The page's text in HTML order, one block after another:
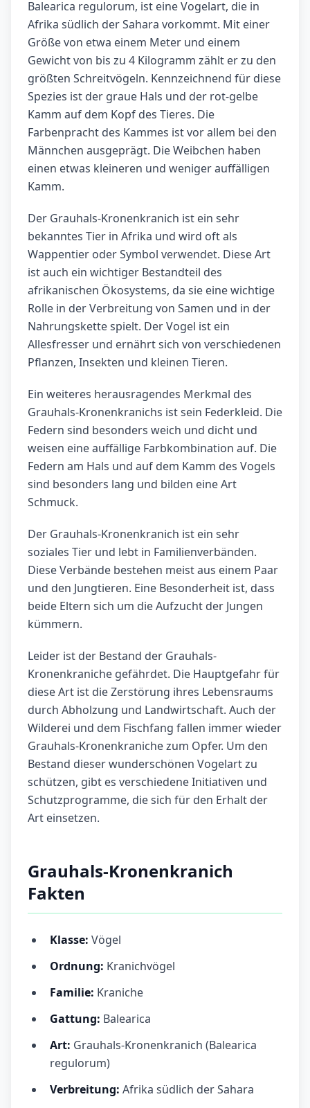
Balearica regulorum, ist eine Vogelart, die in
Afrika südlich der Sahara vorkommt. Mit einer
Größe von etwa einem Meter und einem
Gewicht von bis zu 4 Kilogramm zählt er zu den
größten Schreitvögeln. Kennzeichnend für diese
Spezies ist der graue Hals und der rot-gelbe
Kamm auf dem Kopf des Tieres. Die
Farbenpracht des Kammes ist vor allem bei den
Männchen ausgeprägt. Die Weibchen haben
einen etwas kleineren und weniger auffälligen
Kamm.
Der Grauhals-Kronenkranich ist ein sehr
bekanntes Tier in Afrika und wird oft als
Wappentier oder Symbol verwendet. Diese Art
ist auch ein wichtiger Bestandteil des
afrikanischen Ökosystems, da sie eine wichtige
Rolle in der Verbreitung von Samen und in der
Nahrungskette spielt. Der Vogel ist ein
Allesfresser und ernährt sich von verschiedenen
Pflanzen, Insekten und kleinen Tieren.
Ein weiteres herausragendes Merkmal des
Grauhals-Kronenkranichs ist sein Federkleid. Die
Federn sind besonders weich und dicht und
weisen eine auffällige Farbkombination auf. Die
Federn am Hals und auf dem Kamm des Vogels
sind besonders lang und bilden eine Art
Schmuck.
Der Grauhals-Kronenkranich ist ein sehr
soziales Tier und lebt in Familienverbänden.
Diese Verbände bestehen meist aus einem Paar
und den Jungtieren. Eine Besonderheit ist, dass
beide Eltern sich um die Aufzucht der Jungen
kümmern.
Leider ist der Bestand der Grauhals-
Kronenkraniche gefährdet. Die Hauptgefahr für
diese Art ist die Zerstörung ihres Lebensraums
durch Abholzung und Landwirtschaft. Auch der
Wilderei und dem Fischfang fallen immer wieder
Grauhals-Kronenkraniche zum Opfer. Um den
Bestand dieser wunderschönen Vogelart zu
schützen, gibt es verschiedene Initiativen und
Schutzprogramme, die sich für den Erhalt der
Art einsetzen.
Grauhals-Kronenkranich
Fakten
Klasse: Vögel
Ordnung: Kranichvögel
Familie: Kraniche
Gattung: Balearica
Art: Grauhals-Kronenkranich (Balearica
regulorum)
Verbreitung: Afrika südlich der Sahara